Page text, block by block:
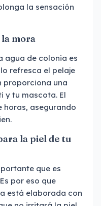
la sensación
mora
agua de colonia es
refresca el pelaje
proporciona una
y tu mascota. El
horas, asegurando
la piel de tu
que es
por eso que
está elaborada con